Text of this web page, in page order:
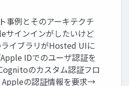
事例とそのアーキテクチ
サインインがしたいけど
イブラリがHosted UIに
IDでのユーザ認証を
のカスタム認証フロ
Appleの認証情報を要求→